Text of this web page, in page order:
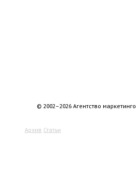
© 2002–2026 Агентство
Архив Статьи